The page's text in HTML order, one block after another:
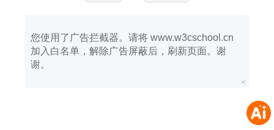
您使用了广告拦截器。请将 www.w3cschool.cn
加入白名单，解除广告屏蔽后，刷新页面。谢
谢。